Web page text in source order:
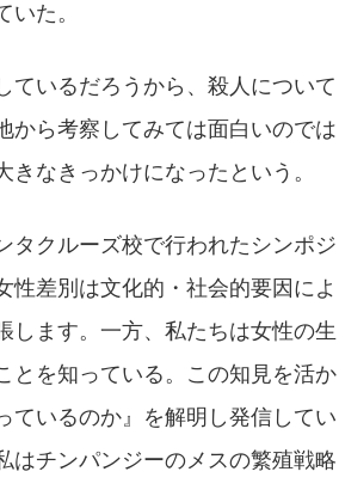
た。
ているだろうから、殺人について
から考察してみては面白いのでは
なきっかけになったという。
タクルーズ校で行われたシンポジ
性差別は文化的・社会的要因によ
します。一方、私たちは女性の生
とを知っている。この知見を活か
ているのか』を解明し発信してい
チンパンジーのメスの繁殖戦略